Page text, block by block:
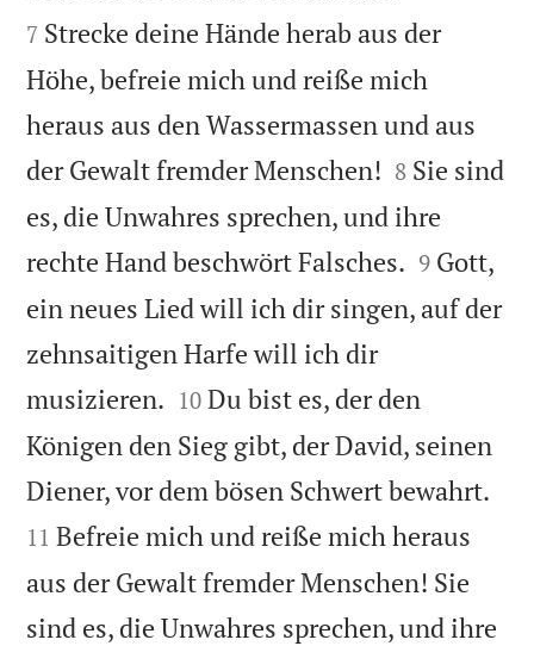
7 Strecke deine Hände herab aus der
Höhe, befreie mich und reiße mich
heraus aus den Wassermassen und aus
der Gewalt fremder Menschen! 

8 Sie sind
es, die Unwahres sprechen, und ihre
rechte Hand beschwört Falsches. 

9 Gott,
ein neues Lied will ich dir singen, auf der
zehnsaitigen Harfe will ich dir
musizieren. 

10 Du bist es, der den
Königen den Sieg gibt, der David, seinen
Diener, vor dem bösen Schwert bewahrt.
11 Befreie mich und reiße mich heraus
aus der Gewalt fremder Menschen! Sie
sind es, die Unwahres sprechen, und ihre